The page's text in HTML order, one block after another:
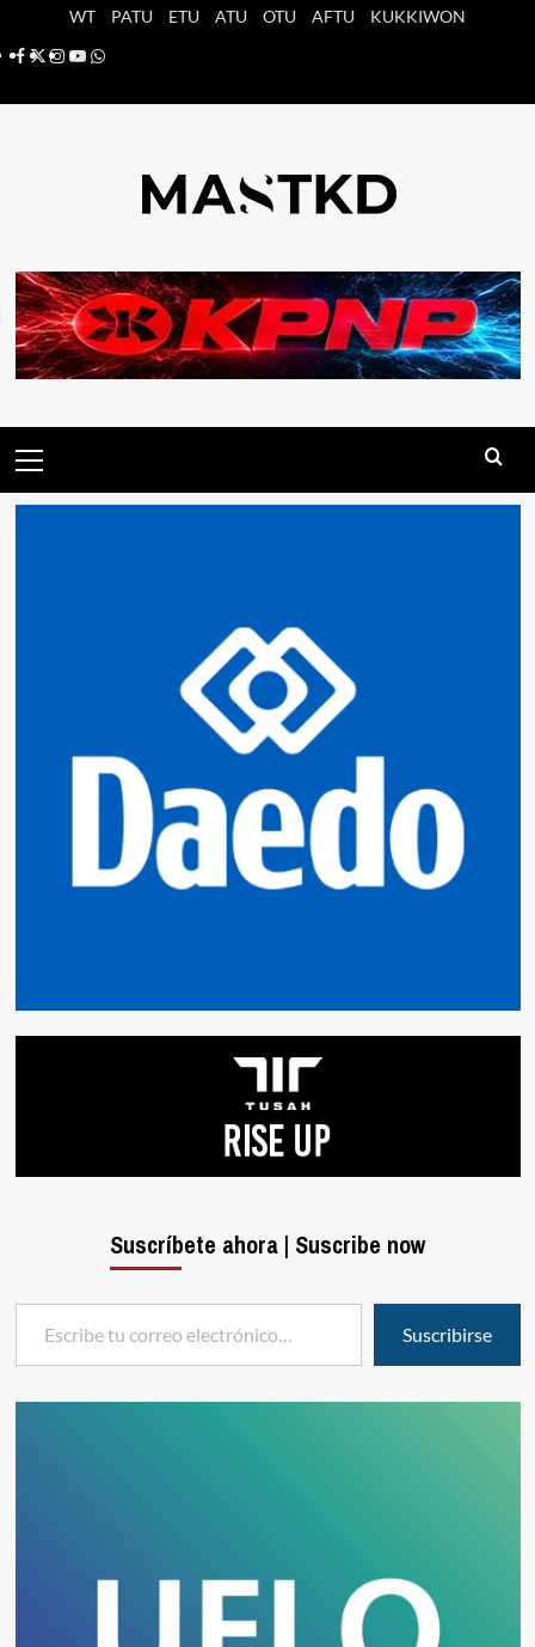
WT PATU ETU ATU OTU AFTU
KUKKIWON
Facebook
X Instagram
YouTube
Whatsapp
principal
Suscríbete ahora | Suscribe now
Escribe tu correo electrónico…
Suscribirse